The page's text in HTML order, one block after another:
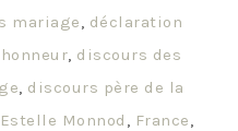
mariage, déclaration
, discours des
, discours père de la
Estelle Monnod , France,